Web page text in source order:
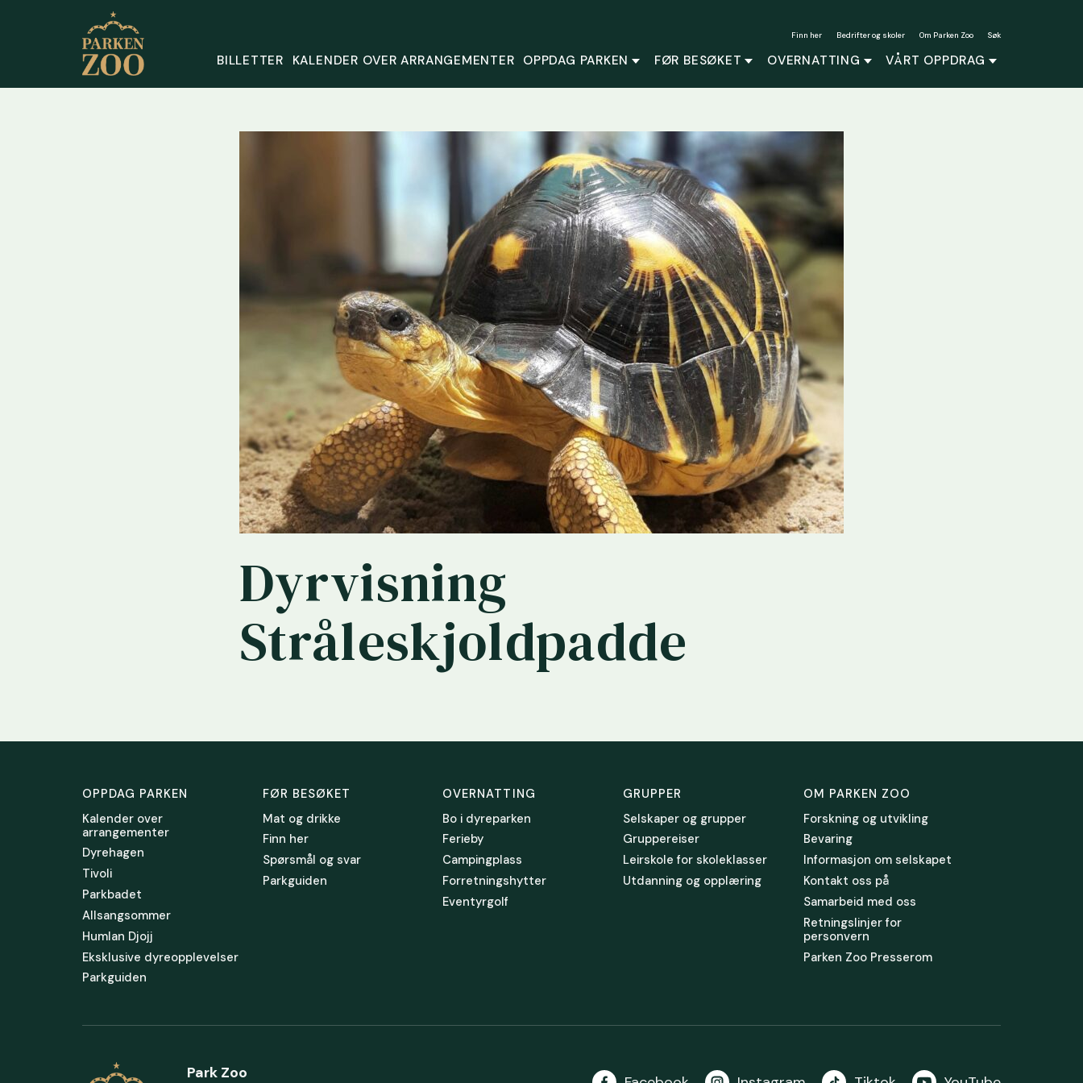
BILLETTER KALENDER OVER ARRANGEMENTER OPPDAG PARKEN FØR BESØKET OVERNATTING VÅRT OPPDRAG
Finn her Bedrifter og skoler Om Parken Zoo Søk
Dyrvisning
Stråleskjoldpadde
OPPDAG PARKEN
Kalender over
arrangementer
Dyrehagen
Tivoli
Parkbadet
Allsangsommer
Humlan Djojj
Eksklusive dyreopplevelser
Parkguiden
FØR BESØKET
Mat og drikke
Finn her
Spørsmål og svar
Parkguiden
OVERNATTING
Bo i dyreparken
Ferieby
Campingplass
Forretningshytter
Eventyrgolf
GRUPPER
Selskaper og grupper
Gruppereiser
Leirskole for skoleklasser
Utdanning og opplæring
OM PARKEN ZOO
Forskning og utvikling
Bevaring
Informasjon om selskapet
Kontakt oss på
Samarbeid med oss
Retningslinjer for
personvern
Parken Zoo Presserom
Park Zoo